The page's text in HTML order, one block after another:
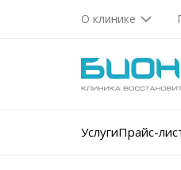
О клинике
УслугиПрайс-